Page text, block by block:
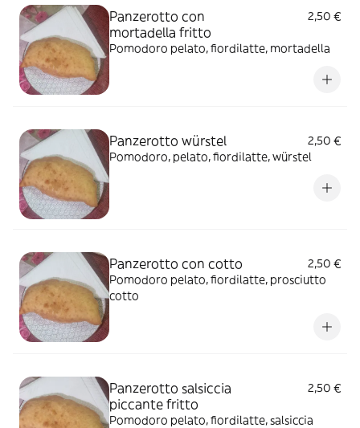
Panzerotto con
mortadella fritto
2,50 €
Pomodoro pelato, fiordilatte, mortadella
Panzerotto würstel
2,50 €
Pomodoro, pelato, fiordilatte, würstel
Panzerotto con cotto
2,50 €
Pomodoro pelato, fiordilatte, prosciutto
cotto
Panzerotto salsiccia
piccante fritto
2,50 €
Pomodoro pelato, fiordilatte, salsiccia